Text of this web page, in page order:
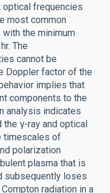
frequencies
most common
the minimum
The
cannot be
Doppler factor of the
implies that
components to the
analysis indicates
the γ-ray and optical
timescales of
polarization
plasma that is
subsequently loses
radiation in a